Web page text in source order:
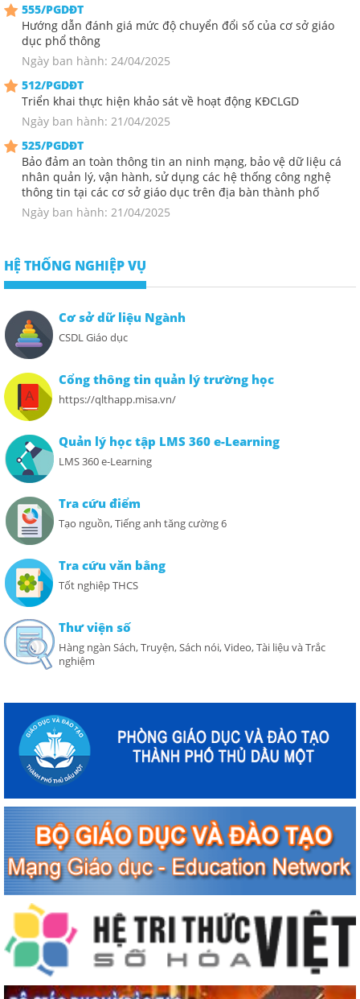
555/PGDĐT
Hướng dẫn đánh giá mức độ chuyển đổi số của cơ sở giáo
dục phổ thông
Ngày ban hành: 24/04/2025
512/PGDĐT
Triển khai thực hiện khảo sát về hoạt động KĐCLGD
Ngày ban hành: 21/04/2025
525/PGDĐT
Bảo đảm an toàn thông tin an ninh mạng, bảo vệ dữ liệu cá
nhân quản lý, vận hành, sử dụng các hệ thống công nghệ
thông tin tại các cơ sở giáo dục trên địa bàn thành phố
Ngày ban hành: 21/04/2025
HỆ THỐNG NGHIỆP VỤ
Cơ sở dữ liệu Ngành
CSDL Giáo dục
Cổng thông tin quản lý trường học
https://qlthapp.misa.vn/
Quản lý học tập LMS 360 e-Learning
LMS 360 e-Learning
Tra cứu điểm
Tạo nguồn, Tiếng anh tăng cường 6
Tra cứu văn bằng
Tốt nghiệp THCS
Thư viện số
Hàng ngàn Sách, Truyện, Sách nói, Video, Tài liệu và Trắc
nghiệm